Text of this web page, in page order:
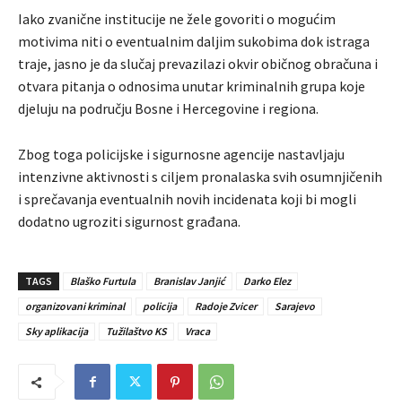
Iako zvanične institucije ne žele govoriti o mogućim
motivima niti o eventualnim daljim sukobima dok istraga
traje, jasno je da slučaj prevazilazi okvir običnog obračuna i
otvara pitanja o odnosima unutar kriminalnih grupa koje
djeluju na području Bosne i Hercegovine i regiona.
Zbog toga policijske i sigurnosne agencije nastavljaju
intenzivne aktivnosti s ciljem pronalaska svih osumnjičenih
i sprečavanja eventualnih novih incidenata koji bi mogli
dodatno ugroziti sigurnost građana.
TAGS Blaško Furtula Branislav Janjić
Darko Elez
organizovani kriminal
policija Radoje Zvicer
Sarajevo
Sky aplikacija
Tužilaštvo KS Vraca